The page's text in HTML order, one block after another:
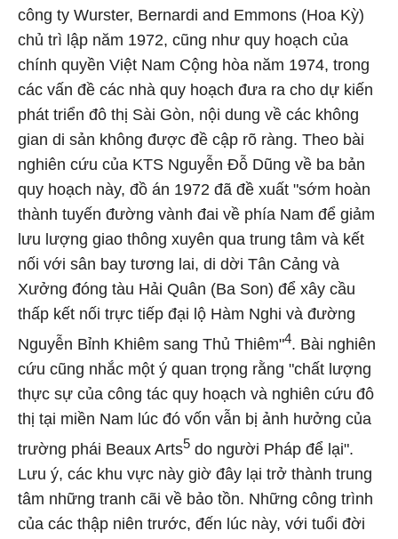
công ty Wurster, Bernardi and Emmons (Hoa Kỳ)
chủ trì lập năm 1972, cũng như quy hoạch của
chính quyền Việt Nam Cộng hòa năm 1974, trong
các vấn đề các nhà quy hoạch đưa ra cho dự kiến
phát triển đô thị Sài Gòn, nội dung về các không
gian di sản không được đề cập rõ ràng. Theo bài
nghiên cứu của KTS Nguyễn Đỗ Dũng về ba bản
quy hoạch này, đồ án 1972 đã đề xuất "sớm hoàn
thành tuyến đường vành đai về phía Nam để giảm
lưu lượng giao thông xuyên qua trung tâm và kết
nối với sân bay tương lai, di dời Tân Cảng và
Xưởng đóng tàu Hải Quân (Ba Son) để xây cầu
thấp kết nối trực tiếp đại lộ Hàm Nghi và đường
Nguyễn Bỉnh Khiêm sang Thủ Thiêm"4. Bài nghiên
cứu cũng nhắc một ý quan trọng rằng "chất lượng
thực sự của công tác quy hoạch và nghiên cứu đô
thị tại miền Nam lúc đó vốn vẫn bị ảnh hưởng của
trường phái Beaux Arts5 do người Pháp để lại".
Lưu ý, các khu vực này giờ đây lại trở thành trung
tâm những tranh cãi về bảo tồn. Những công trình
của các thập niên trước, đến lúc này, với tuổi đời